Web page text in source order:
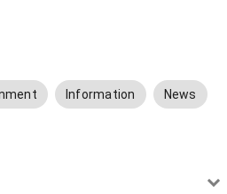
Information News